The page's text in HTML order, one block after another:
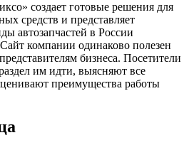
создает готовые решения для
средств и представляет
автозапчастей в России
компании одинаково полезен
бизнеса. Посетители
им идти, выясняют все
преимущества работы